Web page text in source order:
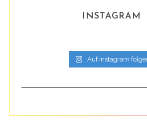
INSTAGRAM
Auf Instagram